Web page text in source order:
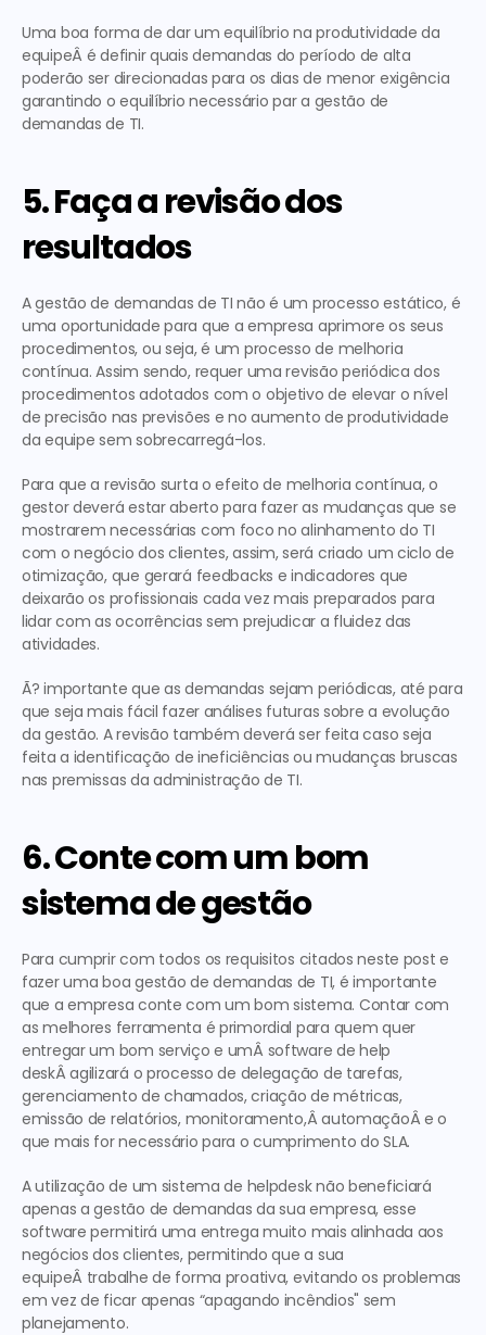
Uma boa forma de dar um equilíbrio na produtividade da
equipeÂ é definir quais demandas do período de alta
poderão ser direcionadas para os dias de menor exigência
garantindo o equilíbrio necessário par a gestão de
demandas de TI.
5. Faça a revisão dos
resultados
A gestão de demandas de TI não é um processo estático, é
uma oportunidade para que a empresa aprimore os seus
procedimentos, ou seja, é um processo de melhoria
contínua. Assim sendo, requer uma revisão periódica dos
procedimentos adotados com o objetivo de elevar o nível
de precisão nas previsões e no aumento de produtividade
da equipe sem sobrecarregá-los.
Para que a revisão surta o efeito de melhoria contínua, o
gestor deverá estar aberto para fazer as mudanças que se
mostrarem necessárias com foco no alinhamento do TI
com o negócio dos clientes, assim, será criado um ciclo de
otimização, que gerará feedbacks e indicadores que
deixarão os profissionais cada vez mais preparados para
lidar com as ocorrências sem prejudicar a fluidez das
atividades.
Ã? importante que as demandas sejam periódicas, até para
que seja mais fácil fazer análises futuras sobre a evolução
da gestão. A revisão também deverá ser feita caso seja
feita a identificação de ineficiências ou mudanças bruscas
nas premissas da administração de TI.
6. Conte com um bom
sistema de gestão
Para cumprir com todos os requisitos citados neste post e
fazer uma boa gestão de demandas de TI, é importante
que a empresa conte com um bom sistema. Contar com
as melhores ferramenta é primordial para quem quer
entregar um bom serviço e umÂ software de help
deskÂ agilizará o processo de delegação de tarefas,
gerenciamento de chamados, criação de métricas,
emissão de relatórios, monitoramento,Â automaçãoÂ e o
que mais for necessário para o cumprimento do SLA.
A utilização de um sistema de helpdesk não beneficiará
apenas a gestão de demandas da sua empresa, esse
software permitirá uma entrega muito mais alinhada aos
negócios dos clientes, permitindo que a sua
equipeÂ trabalhe de forma proativa, evitando os problemas
em vez de ficar apenas “apagando incêndios" sem
planejamento.